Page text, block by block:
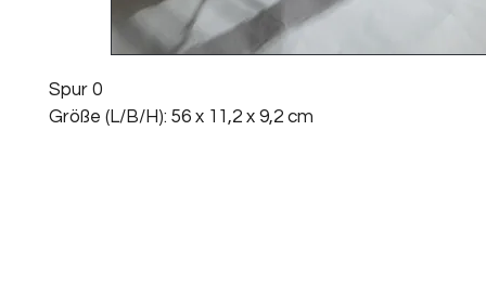
Spur 0
Größe (L/B/H): 56 x 11,2 x 9,2 cm